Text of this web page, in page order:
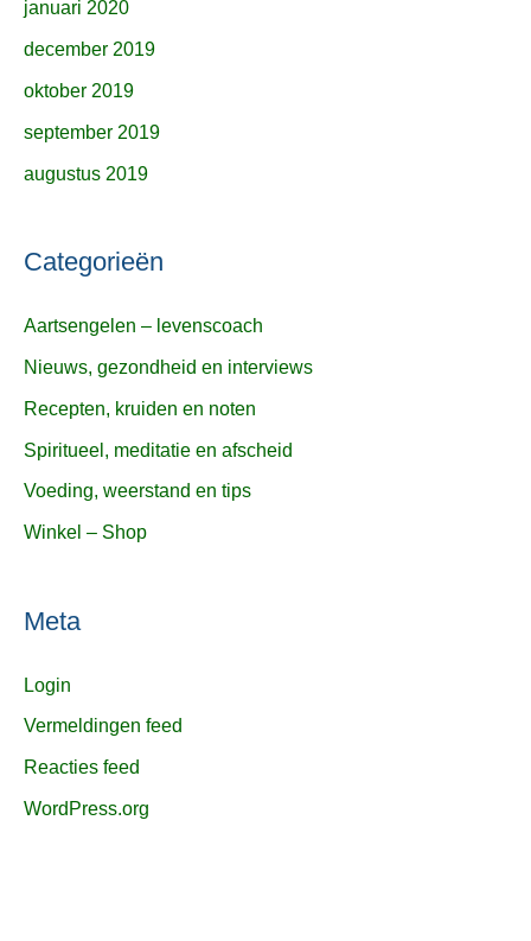
januari 2020
december 2019
oktober 2019
september 2019
augustus 2019
Categorieën
Aartsengelen – levenscoach
Nieuws, gezondheid en interviews
Recepten, kruiden en noten
Spiritueel, meditatie en afscheid
Voeding, weerstand en tips
Winkel – Shop
Meta
Login
Vermeldingen feed
Reacties feed
WordPress.org